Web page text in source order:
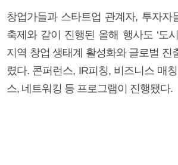
창업가들과 스타트업 관계자, 투자자
축제와 같이 진행된 올해 행사도 ‘도
지역 창업 생태계 활성화와 글로벌 진
렸다. 콘퍼런스, IR피칭, 비즈니스 매
스, 네트워킹 등 프로그램이 진행됐다.